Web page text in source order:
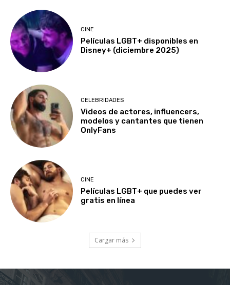
CINE
Películas LGBT+ disponibles en
Disney+ (diciembre 2025)
CELEBRIDADES
Videos de actores, influencers,
modelos y cantantes que tienen
OnlyFans
CINE
Películas LGBT+ que puedes ver
gratis en línea
Cargar más